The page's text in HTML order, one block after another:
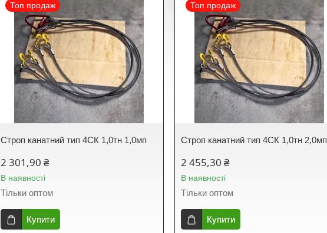
Топ продаж
Строп канатний тип 4СК 1,0тн 1,0мп
2 301,90 ₴
В наявності
Тільки оптом
Купити
Топ продаж
Строп канатний тип 4СК 1,0тн 2,0мп
2 455,30 ₴
В наявності
Тільки оптом
Купити